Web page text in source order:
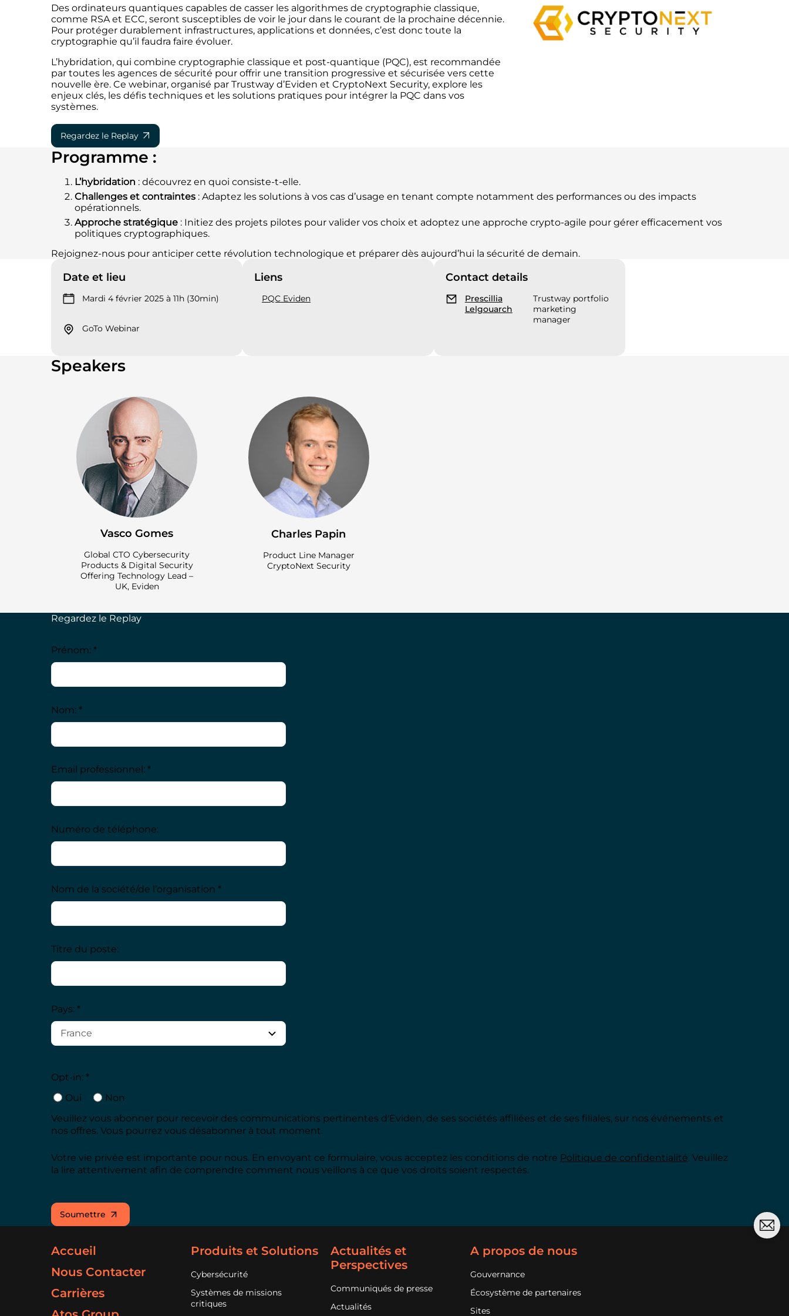
Des ordinateurs quantiques capables de casser les algorithmes de cryptographie classique,
comme RSA et ECC, seront susceptibles de voir le jour dans le courant de la prochaine décennie.
Pour protéger durablement infrastructures, applications et données, c’est donc toute la
cryptographie qu’il faudra faire évoluer.
L’hybridation, qui combine cryptographie classique et post-quantique (PQC), est recommandée
par toutes les agences de sécurité pour offrir une transition progressive et sécurisée vers cette
nouvelle ère. Ce webinar, organisé par Trustway d’Eviden et CryptoNext Security, explore les
enjeux clés, les défis techniques et les solutions pratiques pour intégrer la PQC dans vos
systèmes.
Regardez le Replay
Programme :
L’hybridation : découvrez en quoi consiste-t-elle.
Challenges et contraintes : Adaptez les solutions à vos cas d’usage en tenant compte notamment des performances ou des impacts
opérationnels.
Approche stratégique : Initiez des projets pilotes pour valider vos choix et adoptez une approche crypto-agile pour gérer efficacement vos
politiques cryptographiques.
Rejoignez-nous pour anticiper cette révolution technologique et préparer dès aujourd’hui la sécurité de demain.
Date et lieu
Mardi 4 février 2025 à 11h (30min)
GoTo Webinar
Liens
PQC Eviden
Contact details
Prescillia
Lelgouarch
Trustway portfolio
marketing
manager
Speakers
Vasco Gomes
Global CTO Cybersecurity
Products & Digital Security
Offering Technology Lead –
UK, Eviden
Charles Papin
Product Line Manager
CryptoNext Security
Regardez le Replay
Prénom: *
Nom: *
Email professionnel: *
Numéro de téléphone:
Nom de la société/de l’organisation *
Titre du poste:
Pays: *
Opt-in: *
Oui
Non
Veuillez vous abonner pour recevoir des communications pertinentes d'Eviden, de ses sociétés affiliées et de ses filiales, sur nos événements et
nos offres. Vous pourrez vous désabonner à tout moment.
Votre vie privée est importante pour nous. En envoyant ce formulaire, vous acceptez les conditions de notre Politique de confidentialité. Veuillez
la lire attentivement afin de comprendre comment nous veillons à ce que vos droits soient respectés.
Soumettre
Accueil
Nous Contacter
Carrières
Produits et Solutions
Cybersécurité
Systèmes de missions
critiques
Actualités et
Perspectives
Communiqués de presse
Actualités
A propos de nous
Gouvernance
Écosystème de partenaires
Sites